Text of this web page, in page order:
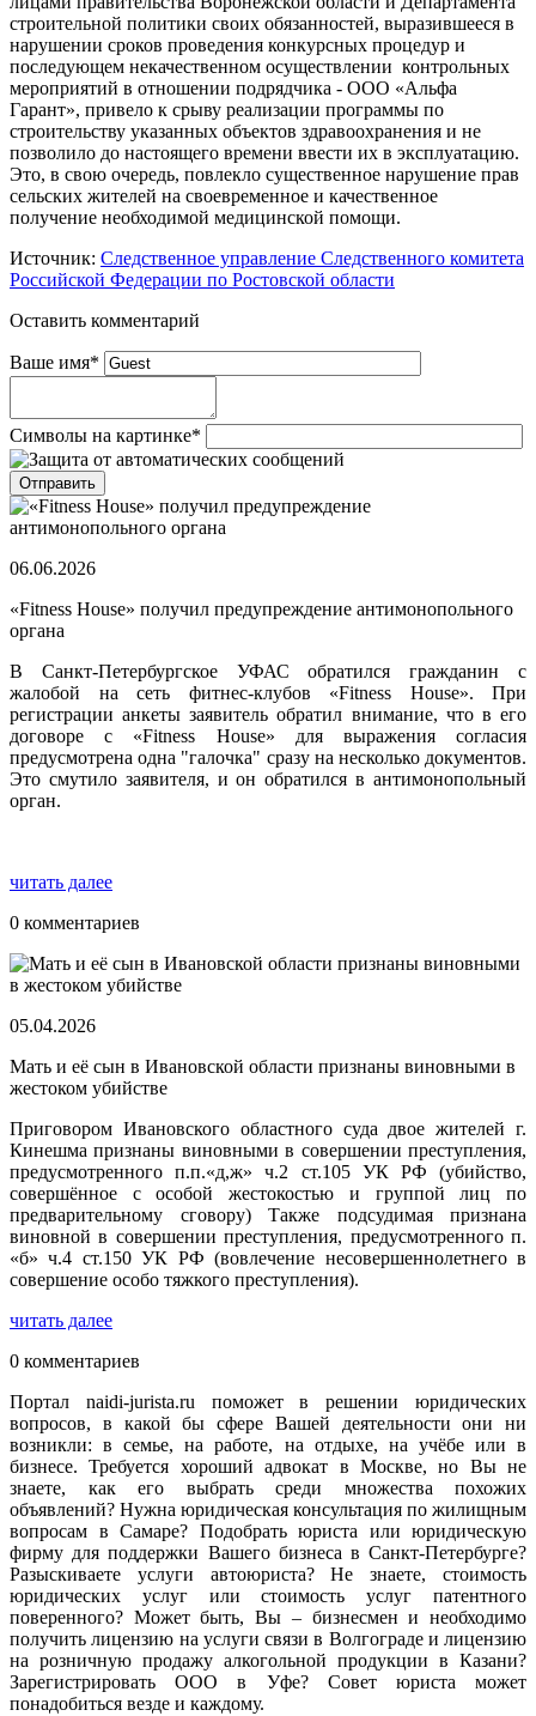
строительной политики своих обязанностей, выразившееся в
нарушении сроков проведения конкурсных процедур и
последующем некачественном осуществлении контрольных
мероприятий в отношении подрядчика - ООО «Альфа
Гарант», привело к срыву реализации программы по
строительству указанных объектов здравоохранения и не
позволило до настоящего времени ввести их в эксплуатацию.
Это, в свою очередь, повлекло существенное нарушение прав
сельских жителей на своевременное и качественное
получение необходимой медицинской помощи.
Источник: Следственное управление Следственного комитета
Российской Федерации по Ростовской области
Оставить комментарий
Ваше имя*
Символы на картинке*
06.06.2026
«Fitness House» получил предупреждение антимонопольного
органа
В Санкт-Петербургское УФАС обратился гражданин с
жалобой на сеть фитнес-клубов «Fitness House». При
регистрации анкеты заявитель обратил внимание, что в его
договоре с «Fitness House» для выражения согласия
предусмотрена одна "галочка" сразу на несколько документов.
Это смутило заявителя, и он обратился в антимонопольный
орган.
читать далее
0 комментариев
05.04.2026
Мать и её сын в Ивановской области признаны виновными в
жестоком убийстве
Приговором Ивановского областного суда двое жителей г.
Кинешма признаны виновными в совершении преступления,
предусмотренного п.п.«д,ж» ч.2 ст.105 УК РФ (убийство,
совершённое с особой жестокостью и группой лиц по
предварительному сговору) Также подсудимая признана
виновной в совершении преступления, предусмотренного п.
«б» ч.4 ст.150 УК РФ (вовлечение несовершеннолетнего в
совершение особо тяжкого преступления).
читать далее
0 комментариев
Портал naidi-jurista.ru поможет в решении юридических
вопросов, в какой бы сфере Вашей деятельности они ни
возникли: в семье, на работе, на отдыхе, на учёбе или в
бизнесе. Требуется хороший адвокат в Москве, но Вы не
знаете, как его выбрать среди множества похожих
объявлений? Нужна юридическая консультация по жилищным
вопросам в Самаре? Подобрать юриста или юридическую
фирму для поддержки Вашего бизнеса в Санкт-Петербурге?
Разыскиваете услуги автоюриста? Не знаете, стоимость
юридических услуг или стоимость услуг патентного
поверенного? Может быть, Вы – бизнесмен и необходимо
получить лицензию на услуги связи в Волгограде и лицензию
на розничную продажу алкогольной продукции в Казани?
Зарегистрировать ООО в Уфе? Совет юриста может
понадобиться везде и каждому.